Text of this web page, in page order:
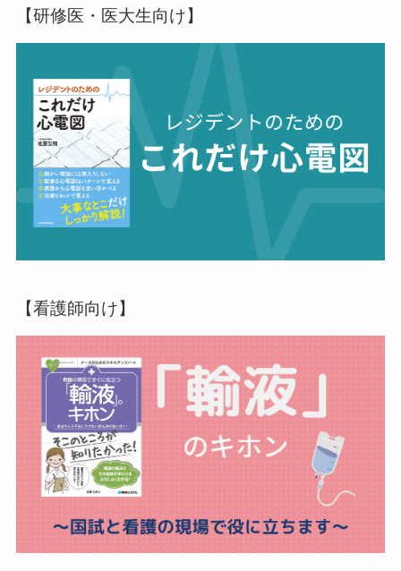
【研修医・医大生向け】
【看護師向け】